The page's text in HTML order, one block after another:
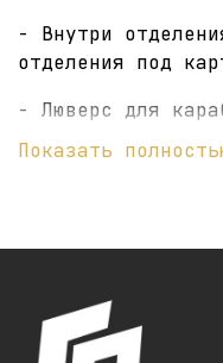
- Внутри
отделения под
- Люверс для
- Размер (ДШВ):
Сделано в Санкт-
Показать